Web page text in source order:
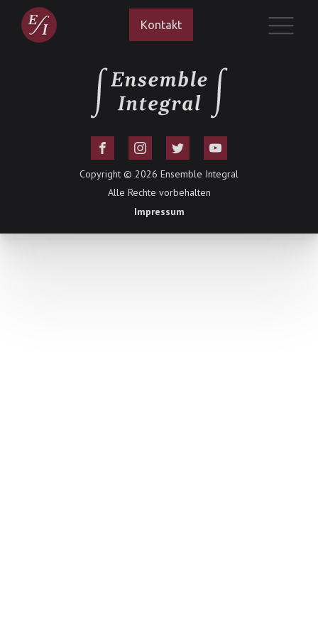
Kontakt
Copyright © 2026 Ensemble Integral
Alle Rechte vorbehalten
Impressum